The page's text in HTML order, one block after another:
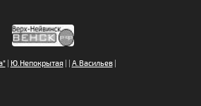
| Ю.Непокрытая| | А.Васильев|